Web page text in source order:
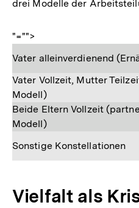
drei Modelle der
"="">
Vater alleinverdienend
Vater Vollzeit, Mutter
Modell)
Beide Eltern Vollzeit
Modell)
Sonstige Konstellationen
Vielfalt als